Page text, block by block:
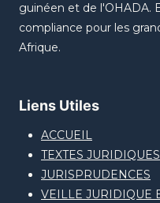
guinéen et de l'OHADA.
compliance pour les
Afrique.
Liens Utiles
ACCUEIL
TEXTES JURIDIQUES
JURISPRUDENCES
VEILLE JURIDIQUE